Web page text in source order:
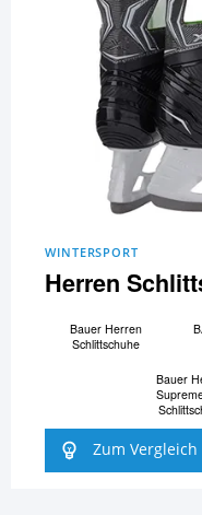
WINTERSPORT
Herren
Bauer Herren
Schlittschuhe
Bauer
Zum